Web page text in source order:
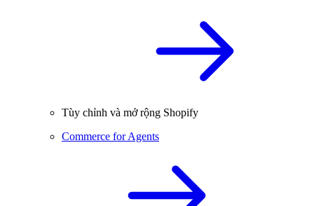
Tùy chỉnh và mở rộng Shopify
Commerce for Agents